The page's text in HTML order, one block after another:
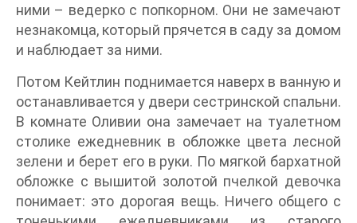
ними – ведерко с попкорном. Они не замечают
незнакомца, который прячется в саду за домом
и наблюдает за ними.
Потом Кейтлин поднимается наверх в ванную и
останавливается у двери сестринской спальни.
В комнате Оливии она замечает на туалетном
столике ежедневник в обложке цвета лесной
зелени и берет его в руки. По мягкой бархатной
обложке с вышитой золотой пчелкой девочка
понимает: это дорогая вещь. Ничего общего с